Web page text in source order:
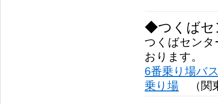
◆つくばセ
つくばセンタ
おります。
6番乗り場バ
乗り場
（